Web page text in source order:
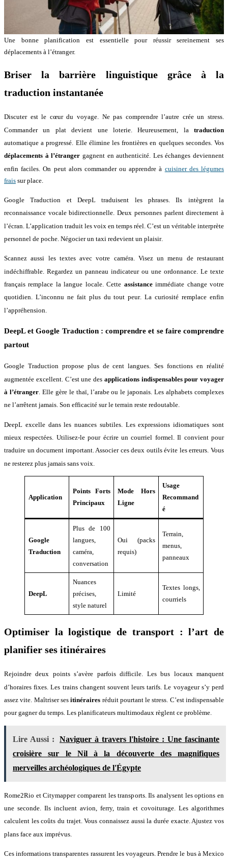
Une bonne planification est essentielle pour réussir sereinement ses
déplacements à l’étranger.
Briser la barrière linguistique grâce à la
traduction instantanée
Discuter est le cœur du voyage. Ne pas comprendre l’autre crée un stress.
Commander un plat devient une loterie. Heureusement, la traduction
automatique a progressé. Elle élimine les frontières en quelques secondes. Vos
déplacements à l’étranger gagnent en authenticité. Les échanges deviennent
enfin faciles . On peut alors commander ou apprendre à cuisiner des légumes
frais sur place.
Google Traduction et DeepL traduisent les phrases. Ils intègrent la
reconnaissance vocale bidirectionnelle. Deux personnes parlent directement à
l’écran . L’application traduit les voix en temps réel . C’est un véritable interprète
personnel de poche. Négocier un taxi redevient un plaisir.
Scannez aussi les textes avec votre caméra. Visez un menu de restaurant
indéchiffrable . Regardez un panneau indicateur ou une ordonnance . Le texte
français remplace la langue locale. Cette assistanceimmédiate change votre
quotidien. L’inconnu ne fait plus du tout peur. La curiosité remplace enfin
l’appréhension
DeepL et Google Traduction : comprendre et se faire comprendre
partout
Google Traduction propose plus de cent langues. Ses fonctions en réalité
augmentée excellent. C’est une des applications indispensables pour voyager
à l’étranger. Elle gère le thaï, l’arabe ou le japonais. Les alphabets complexes
ne l’arrêtent jamais. Son efficacité sur le terrain reste redoutable.
DeepL excelle dans les nuances subtiles. Les expressions idiomatiques sont
mieux respectées. Utilisez-le pour écrire un courriel formel. Il convient pour
traduire un document important. Associer ces deux outils évite les erreurs. Vous
ne resterez plus jamais sans voix
Application
Points Forts
Principaux
Mode Hors
Ligne
Usage
Recommand
é
Google
Traduction
Plus de 100
langues,
caméra,
conversation
Oui (packs
requis)
Terrain,
menus,
panneaux
DeepL
Nuances
précises,
style naturel
Limité
Textes longs,
courriels
Optimiser la logistique de transport : l’art de
planifier ses itinéraires
Rejoindre deux points s’avère parfois difficile. Les bus locaux manquent
d’horaires fixes . Les trains changent souvent leurs tarifs . Le voyageur s’y perd
assez vite. Maîtriser sesitinéraires réduit pourtant le stress. C’est indispensable
pour gagner du temps. Les planificateurs multimodaux règlent ce problème.
Lire Aussi :
Naviguer à travers l'histoire : Une fascinante
croisière sur le Nil à la découverte des magnifiques
merveilles archéologiques de l'Égypte
Rome2Rio et Citymapper comparent les transports. Ils analysent les options en
une seconde. Ils incluent avion, ferry, train et covoiturage. Les algorithmes
calculent les coûts du trajet. Vous connaissez aussi la durée exacte. Ajustez vos
plans face aux imprévus
Ces informations transparentes rassurent les voyageurs. Prendre le bus à Mexico